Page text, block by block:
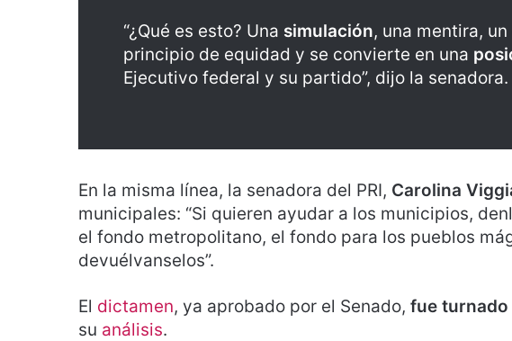
“¿Qué es esto? Una simulación, una mentira,
principio de equidad y se convierte en una
Ejecutivo federal y su partido”, dijo la senadora.
En la misma línea, la senadora del PRI, Carolina
municipales: “Si quieren ayudar a los municipios,
el fondo metropolitano, el fondo para los pueblos
devuélvanselos”.
El dictamen, ya aprobado por el Senado, fue turnado
su análisis.